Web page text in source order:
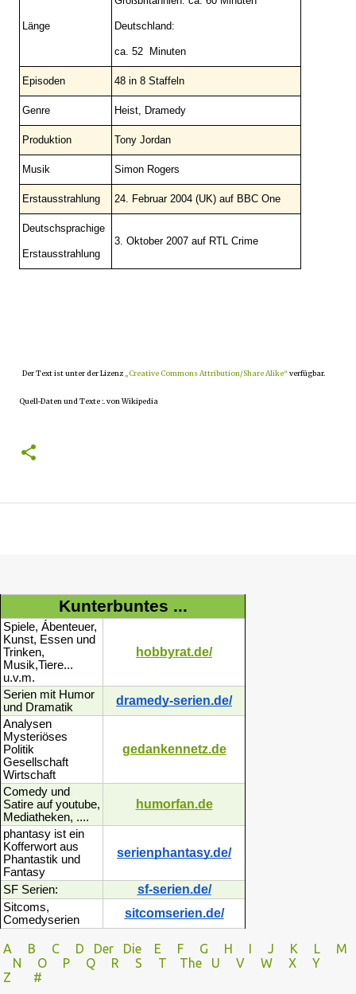
Länge Deutschland:
ca. 52 Minuten
Episoden 48 in 8 Staffeln
Genre Heist, Dramedy
Produktion Tony Jordan
Musik Simon Rogers
Erstausstrahlung 24. Februar 2004 (UK) auf BBC One
Deutschsprachige
Erstausstrahlung
3. Oktober 2007 auf RTL Crime
Der Text ist unter der Lizenz „Creative Commons Attribution/Share Alike“verfügbar.
Quell-Daten und Texte :. von Wikipedia
Kunterbuntes ...
Spiele, Ábenteuer,
Kunst, Essen und
Trinken,
Musik,Tiere...
u.v.m.
hobbyrat.de/
Serien mit Humor
und Dramatik
dramedy-serien.de/
Analysen
Mysteriöses
Politik
Gesellschaft
Wirtschaft
gedankennetz.de
Comedy und
Satire auf youtube,
Mediatheken, ....
humorfan.de
phantasy ist ein
Kofferwort aus
Phantastik und
Fantasy
serienphantasy.de/
SF Serien: sf-serien.de/
Sitcoms,
Comedyserien
sitcomserien.de/
A B C D Der Die E F G H I J K L
M
N
O P Q R S T The U V
W X Y
Z
#